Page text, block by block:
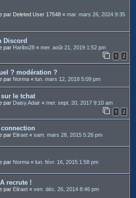
par Deleted User 17548 « mar. mars 26, 2024 9:35
Discord
par Haribo28 « mer. août 21, 2019 1:52 pm
1 2
? modération ?
par Norma « lun. mars 12, 2018 5:09 pm
sur le tchat
par Daisy.Adair « mer. sept. 20, 2017 9:10 am
1 2
par Eilraet « sam. mars 28, 2015 5:26 pm
par Norma « lun. févr. 16, 2015 1:58 pm
recrute !
par Eilraet « ven. déc. 26, 2014 8:46 pm